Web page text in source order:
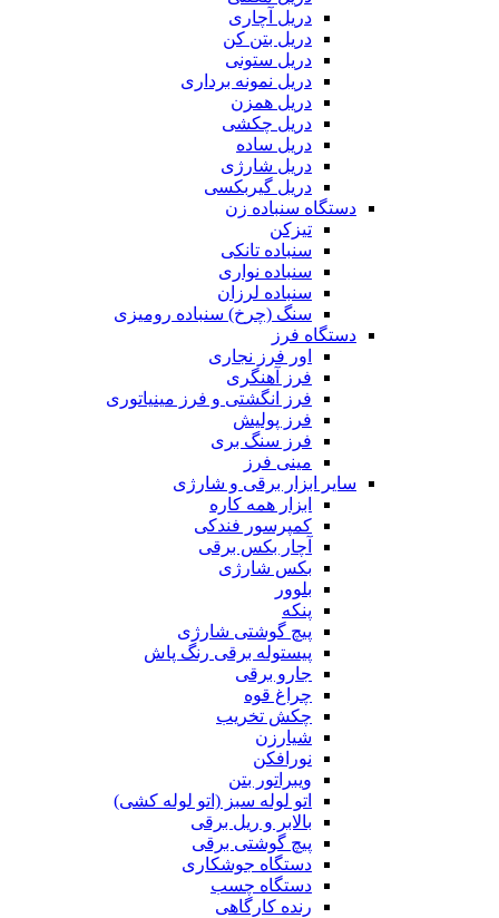
دریل آچاری
دریل بتن کن
دریل ستونی
دریل نمونه برداری
دریل همزن
دریل چکشی
دریل ساده
دریل شارژی
دریل گیربکسی
دستگاه سنباده زن
تیزکن
سنباده تانکی
سنباده نواری
سنباده لرزان
سنگ (چرخ) سنباده رومیزی
دستگاه فرز
اور فرز نجاری
فرز آهنگری
فرز انگشتی و فرز مینیاتوری
فرز پولیش
فرز سنگ بری
مینی فرز
سایر ابزار برقی و شارژی
ابزار همه کاره
کمپرسور فندکی
آچار بکس برقی
بکس شارژی
بلوور
پنکه
پیچ گوشتی شارژی
پیستوله برقی رنگ پاش
جارو برقی
چراغ قوه
چکش تخریب
شیارزن
نورافکن
ویبراتور بتن
اتو لوله سبز (اتو لوله کشی)
بالابر و ریل برقی
پیچ گوشتی برقی
دستگاه جوشکاری
دستگاه چسب
رنده کارگاهی